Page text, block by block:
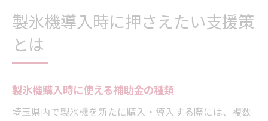
製氷機導入時に押さえたい支援策
とは
製氷機購入時に使える補助金の種類
埼玉県内で製氷機を新たに購入・導入する際には、複数